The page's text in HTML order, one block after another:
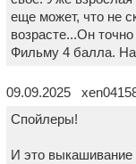
еще может, что не
возрасте...Он
Фильму 4 балла. На
09.09.2025
Спойлеры!
И это